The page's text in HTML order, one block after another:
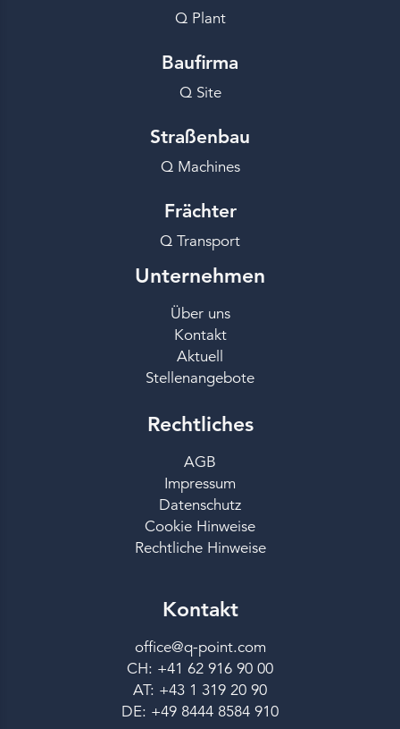
Q Plant
Baufirma
Q Site
Straßenbau
Q Machines
Frächter
Q Transport
Unternehmen
Über uns
Kontakt
Aktuell
Stellenangebote
Rechtliches
AGB
Impressum
Datenschutz
Cookie Hinweise
Rechtliche Hinweise
Kontakt
office@q-point.com
CH: +41 62 916 90 00
AT: +43 1 319 20 90
DE: +49 8444 8584 910